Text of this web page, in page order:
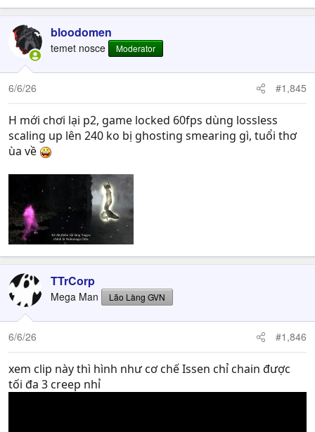
bloodomen
temet nosce Moderator
6/6/26 #1,845
H mới chơi lại p2, game locked 60fps dùng lossless
scaling up lên 240 ko bị ghosting smearing gì, tuổi thơ
ùa về
TTrCorp
Mega Man Lão Làng GVN
6/6/26 #1,846
xem clip này thì hình như cơ chế Issen chỉ chain được
tối đa 3 creep nhỉ